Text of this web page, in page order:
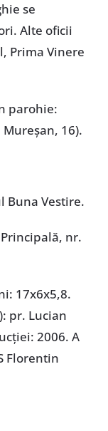
se
Alte oficii
Prima Vinere
parohie:
16).
Buna Vestire.
nr.
17x6x5,8.
pr. Lucian
2006. A
Florentin